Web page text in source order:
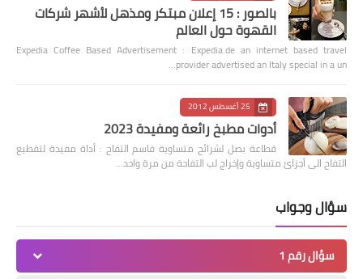
بالصور : 15 إعلان مبتكر ومذهل لأشهر شركات
القهوة حول العالم
Expedia Coffee Based Advertisement : Expedia.de an internet based travel
provider advertised an Italy special in a un…
25 أغسطس 2012
أدوات مطبخ رائعة ومفيدة 2023
قطاعة بصل لشرائح متساوية قاسم التفاح : أداة مفيدة لتقطيع
التفاح الى أجزائ متساوية وإخراج لب التفاحة من مرة واحد…
سؤال وجواب
سؤال رقم 1